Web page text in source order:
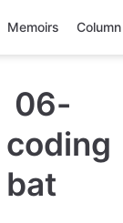
Memoirs Column
06-
coding
bat